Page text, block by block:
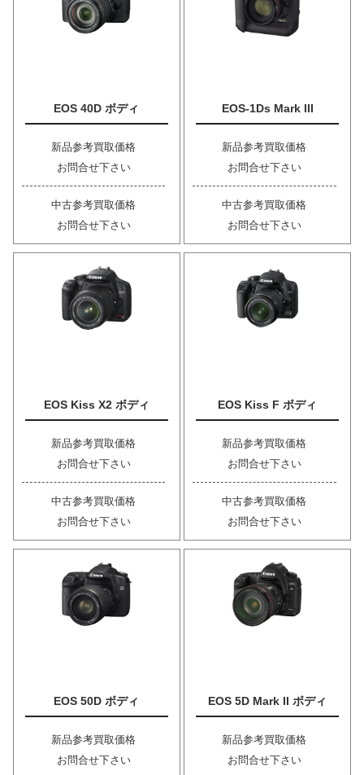
EOS 40D ボディ
新品参考買取価格
お問合せ下さい
中古参考買取価格
お問合せ下さい
EOS-1Ds Mark III
新品参考買取価格
お問合せ下さい
中古参考買取価格
お問合せ下さい
EOS Kiss X2 ボディ
新品参考買取価格
お問合せ下さい
中古参考買取価格
お問合せ下さい
EOS Kiss F ボディ
新品参考買取価格
お問合せ下さい
中古参考買取価格
お問合せ下さい
EOS 50D ボディ
新品参考買取価格
お問合せ下さい
EOS 5D Mark II ボディ
新品参考買取価格
お問合せ下さい